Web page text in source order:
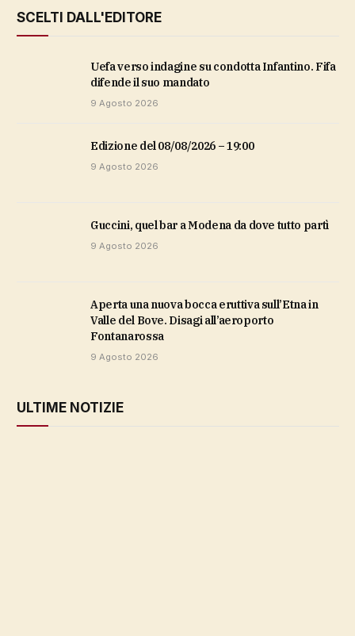
SCELTI DALL'EDITORE
Uefa verso indagine su condotta Infantino. Fifa
difende il suo mandato
9 Agosto 2026
Edizione del 08/08/2026 – 19:00
9 Agosto 2026
Guccini, quel bar a Modena da dove tutto partì
9 Agosto 2026
Aperta una nuova bocca eruttiva sull’Etna in
Valle del Bove. Disagi all’aeroporto
Fontanarossa
9 Agosto 2026
ULTIME NOTIZIE